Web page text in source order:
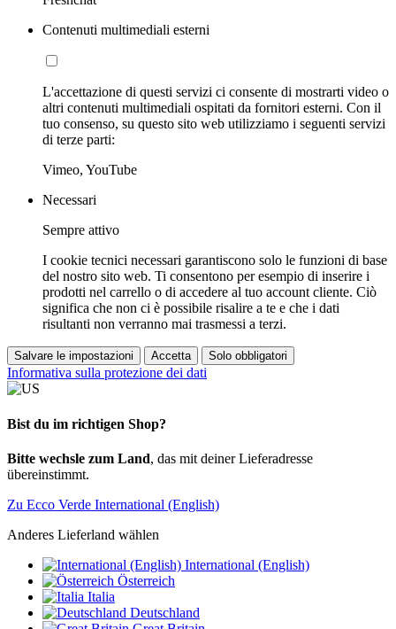
Contenuti multimediali esterni
L'accettazione di questi servizi ci consente di mostrarti video o
altri contenuti multimediali ospitati da fornitori esterni. Con il
tuo consenso, su questo sito web utilizziamo i seguenti servizi
di terze parti:
Vimeo, YouTube
Necessari
Sempre attivo
I cookie tecnici necessari garantiscono solo le funzioni di base
del nostro sito web. Ti consentono per esempio di inserire i
prodotti nel carrello o di accedere al tuo account cliente. Ciò
significa che non ci è possibile risalire a te e che i dati
risultanti non verranno mai trasmessi a terzi.
Salvare le impostazioni Accetta Solo obbligatori
Informativa sulla protezione dei dati
Bist du im richtigen Shop?
Bitte wechsle zum Land, das mit deiner Lieferadresse
übereinstimmt.
Zu Ecco Verde International (English)
Anderes Lieferland wählen
International (English)
Österreich
Italia
Deutschland